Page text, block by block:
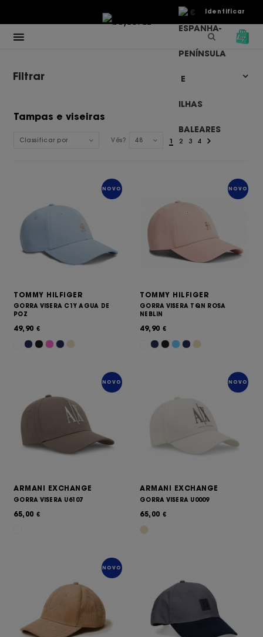
Identificar
€
Tampas e viseiras
Classificar por Vês? 48 1 2 3 4
NOVO
TOMMY HILFIGER
GORRA VISERA C1Y AGUA DE
POZ
49,90 €
NOVO
TOMMY HILFIGER
GORRA VISERA TQN ROSA
NEBLIN
49,90 €
NOVO
ARMANI EXCHANGE
GORRA VISERA U6107
65,00 €
NOVO
ARMANI EXCHANGE
GORRA VISERA U0009
65,00 €
NOVO
Filtrar